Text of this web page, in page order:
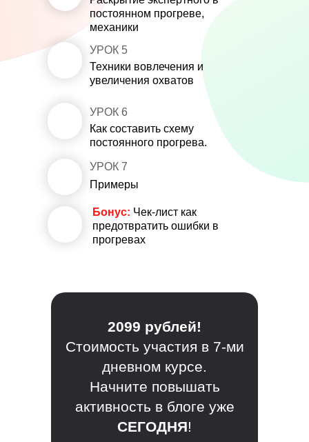
постоянном прогреве,
механики
Техники вовлечения и
увеличения охватов
УРОК 5
Как составить схему
постоянного прогрева.
УРОК 6
Примеры
УРОК 7
Бонус: Чек-лист как
предотвратить ошибки в
прогревах
❤
❤
❤
2099 рублей!
Стоимость участия в 7-ми
дневном курсе.
Начните повышать
активность в блоге уже
СЕГОДНЯ!